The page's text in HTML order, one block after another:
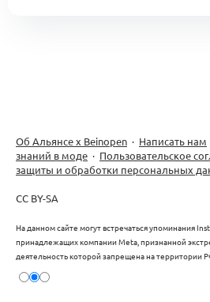
Как попасть на карту
0 комментариев
Об Альянсе х Beinopen · Написать нам
знаний в моде · Пользовательское
защиты и обработки персональных
CC BY-SA
На данном сайте могут встречаться упоминания
принадлежащих компании Meta, признанной
деятельность которой запрещена на территории